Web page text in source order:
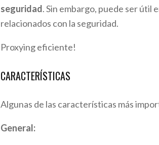
seguridad. Sin embargo, puede ser útil
relacionados con la seguridad.
Proxying eficiente!
CARACTERÍSTICAS
Algunas de las características más
General: